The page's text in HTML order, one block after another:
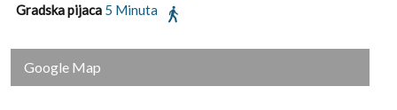
Gradska pijaca 5 Minuta
Google Map